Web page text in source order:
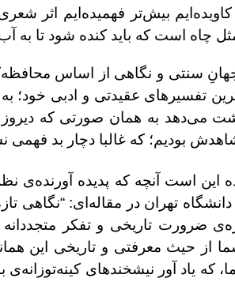
بیش‌تر فهمیده‌ایم اثر شعری
چاه است که باید کنده شود تا
سنتی و نگاهی از اساس
تفسیرهای عقیدتی و ادبی خود؛
می‌دهد به همان صورتی که دیروز
شاهدش بودیم؛ که غالبا دچار بد
این است آنچه که پدیده
دانشگاه تهران در مقاله‌ای: “نگاهی
ضرورت تاریخی و تفکر
از حیث معرفتی و تاریخی این
که یاد آور نیشخندهای